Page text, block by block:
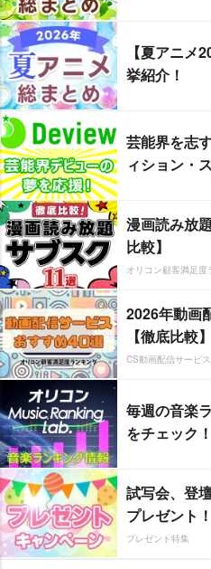
【夏アニメ
挙紹介！
芸能界を志
ィション・
漫画読み放
比較】
オリコン顧客満足度
2026年動画
【徹底比較】
CS動画配信サービ
毎週の音楽
をチェック！
試写会、登
プレゼント！
プレゼント特集